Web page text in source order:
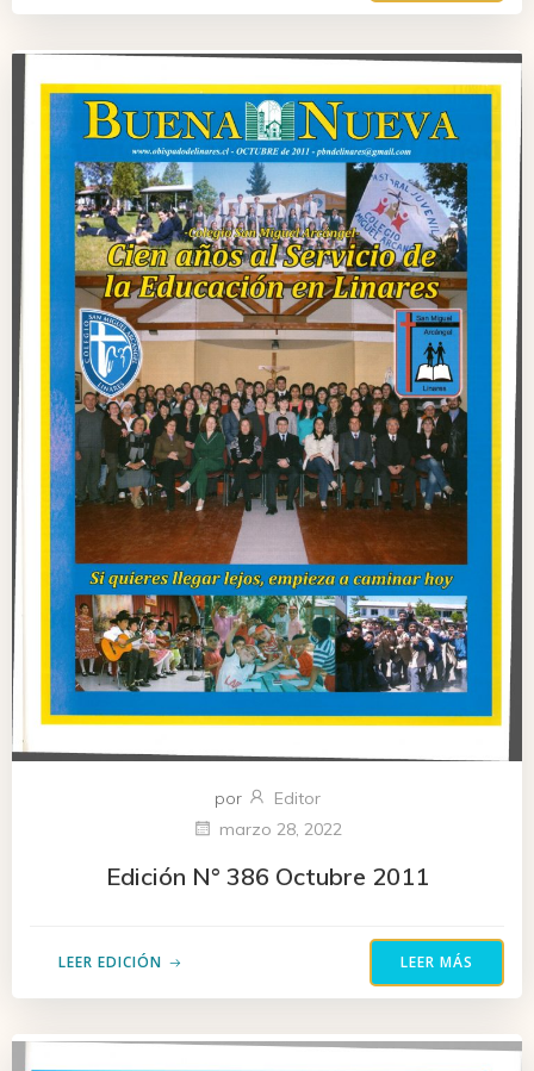
por
Editor
marzo 28, 2022
Edición N° 386 Octubre 2011
LEER EDICIÓN LEER MÁS